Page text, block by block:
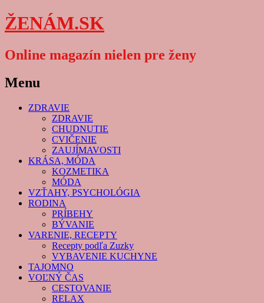
ŽENÁM.SK
Online magazín nielen pre ženy
Menu
Skip
ZDRAVIE
ZDRAVIE
CHUDNUTIE
CVIČENIE
ZAUJÍMAVOSTI
KRÁSA, MÓDA
KOZMETIKA
MÓDA
VZŤAHY, PSYCHOLÓGIA
RODINA
PRÍBEHY
BÝVANIE
VARENIE, RECEPTY
Recepty podľa Zuzky
VYBAVENIE KUCHYNE
TAJOMNO
VOĽNÝ ČAS
CESTOVANIE
RELAX